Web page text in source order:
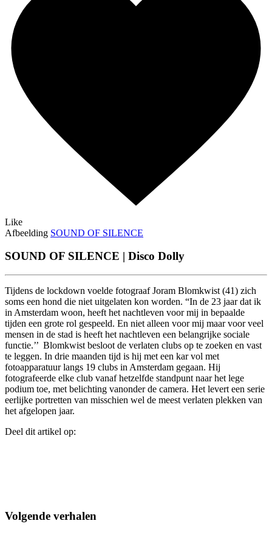
Like
Afbeelding SOUND OF SILENCE
SOUND OF SILENCE | Disco Dolly
Tijdens de lockdown voelde fotograaf Joram Blomkwist (41) zich
soms een hond die niet uitgelaten kon worden. “In de 23 jaar dat ik
in Amsterdam woon, heeft het nachtleven voor mij in bepaalde
tijden een grote rol gespeeld. En niet alleen voor mij maar voor veel
mensen in de stad is heeft het nachtleven een belangrijke sociale
functie.’’ Blomkwist besloot de verlaten clubs op te zoeken en vast
te leggen. In drie maanden tijd is hij met een kar vol met
fotoapparatuur langs 19 clubs in Amsterdam gegaan. Hij
fotografeerde elke club vanaf hetzelfde standpunt naar het lege
podium toe, met belichting vanonder de camera. Het levert een serie
eerlijke portretten van misschien wel de meest verlaten plekken van
het afgelopen jaar.
Deel dit artikel op:
Volgende verhalen